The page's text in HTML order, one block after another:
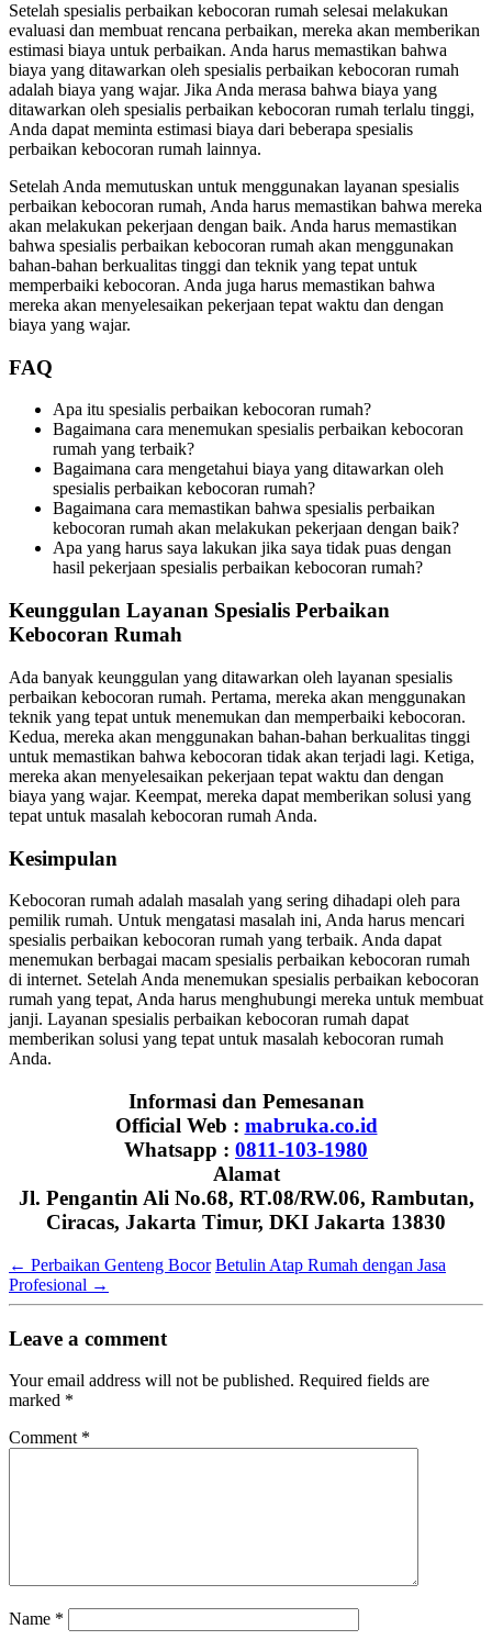
Setelah spesialis perbaikan kebocoran rumah selesai melakukan
evaluasi dan membuat rencana perbaikan, mereka akan memberikan
estimasi biaya untuk perbaikan. Anda harus memastikan bahwa
biaya yang ditawarkan oleh spesialis perbaikan kebocoran rumah
adalah biaya yang wajar. Jika Anda merasa bahwa biaya yang
ditawarkan oleh spesialis perbaikan kebocoran rumah terlalu tinggi,
Anda dapat meminta estimasi biaya dari beberapa spesialis
perbaikan kebocoran rumah lainnya.
Setelah Anda memutuskan untuk menggunakan layanan spesialis
perbaikan kebocoran rumah, Anda harus memastikan bahwa mereka
akan melakukan pekerjaan dengan baik. Anda harus memastikan
bahwa spesialis perbaikan kebocoran rumah akan menggunakan
bahan-bahan berkualitas tinggi dan teknik yang tepat untuk
memperbaiki kebocoran. Anda juga harus memastikan bahwa
mereka akan menyelesaikan pekerjaan tepat waktu dan dengan
biaya yang wajar.
FAQ
Apa itu spesialis perbaikan kebocoran rumah?
Bagaimana cara menemukan spesialis perbaikan kebocoran
rumah yang terbaik?
Bagaimana cara mengetahui biaya yang ditawarkan oleh
spesialis perbaikan kebocoran rumah?
Bagaimana cara memastikan bahwa spesialis perbaikan
kebocoran rumah akan melakukan pekerjaan dengan baik?
Apa yang harus saya lakukan jika saya tidak puas dengan
hasil pekerjaan spesialis perbaikan kebocoran rumah?
Keunggulan Layanan Spesialis Perbaikan
Kebocoran Rumah
Ada banyak keunggulan yang ditawarkan oleh layanan spesialis
perbaikan kebocoran rumah. Pertama, mereka akan menggunakan
teknik yang tepat untuk menemukan dan memperbaiki kebocoran.
Kedua, mereka akan menggunakan bahan-bahan berkualitas tinggi
untuk memastikan bahwa kebocoran tidak akan terjadi lagi. Ketiga,
mereka akan menyelesaikan pekerjaan tepat waktu dan dengan
biaya yang wajar. Keempat, mereka dapat memberikan solusi yang
tepat untuk masalah kebocoran rumah Anda.
Kesimpulan
Kebocoran rumah adalah masalah yang sering dihadapi oleh para
pemilik rumah. Untuk mengatasi masalah ini, Anda harus mencari
spesialis perbaikan kebocoran rumah yang terbaik. Anda dapat
menemukan berbagai macam spesialis perbaikan kebocoran rumah
di internet. Setelah Anda menemukan spesialis perbaikan kebocoran
rumah yang tepat, Anda harus menghubungi mereka untuk membuat
janji. Layanan spesialis perbaikan kebocoran rumah dapat
memberikan solusi yang tepat untuk masalah kebocoran rumah
Anda.
Informasi dan Pemesanan
Official Web : mabruka.co.id
Whatsapp : 0811-103-1980
Alamat
Jl. Pengantin Ali No.68, RT.08/RW.06, Rambutan,
Ciracas, Jakarta Timur, DKI Jakarta 13830
← Perbaikan Genteng Bocor Betulin Atap Rumah dengan Jasa
Profesional →
Leave a comment
Your email address will not be published. Required fields are
marked *
Comment *
Name *